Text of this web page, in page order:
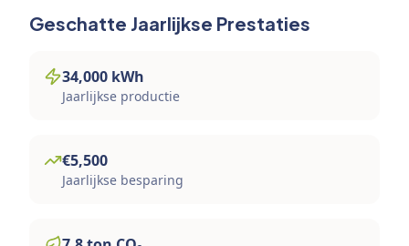
Geschatte Jaarlijkse Prestaties
34,000 kWh
Jaarlijkse productie
€5,500
Jaarlijkse besparing